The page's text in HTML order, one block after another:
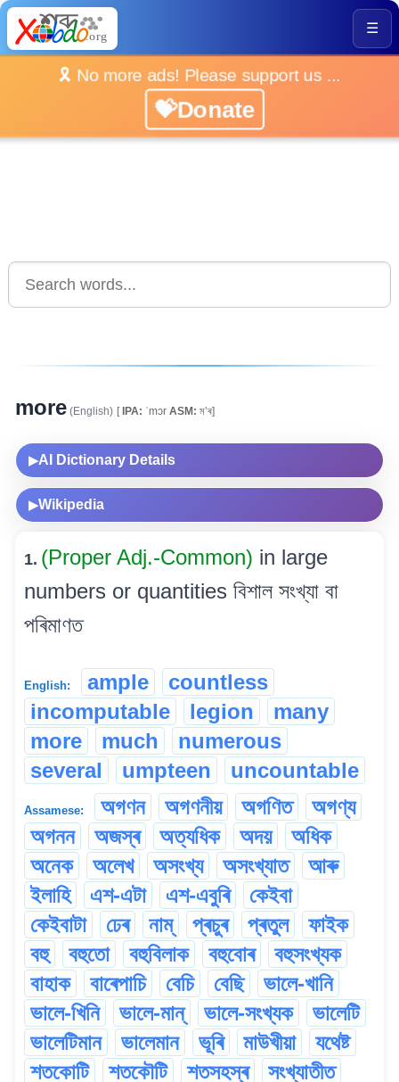
☰
🎗️ No more ads! Please support us ...
💝Donate
more (English) [IPA: ˈmɔr ASM: ম’ৰ]
▶AI Dictionary Details
▶Wikipedia
1. (Proper Adj.-Common) in large
numbers or quantities বিশাল সংখ্যা বা
পৰিমাণত
English: ample
countless
incomputable
legion
many
more
much
numerous
several
umpteen uncountable
Assamese: অগণন অগণনীয় অগণিত
অগণ্য
অগনন
অজস্ৰ অত্যধিক অদয়
অধিক
অনেক
অলেখ অসংখ্য অসংখ্যাত
আৰু
ইলাহি
এশ-এটা এশ-এবুৰি
কেইবা
কেইবাটা
ঢেৰ নাম্ প্ৰচুৰ প্ৰতুল
ফাইক
বহু
বহুতো বহুবিলাক বহুবোৰ
বহুসংখ্যক
বাহাক
বাৰেপাচি বেচি বেছি
ভালে-খানি
ভালে-খিনি
ভালে-মান্ ভালে-সংখ্যক
ভালেটি
ভালেটিমান
ভালেমান ভূৰি মাউখীয়া
যথেষ্ট
শতকোটি
শতকৌটি শতসহস্ৰ
সংখ্যাতীত